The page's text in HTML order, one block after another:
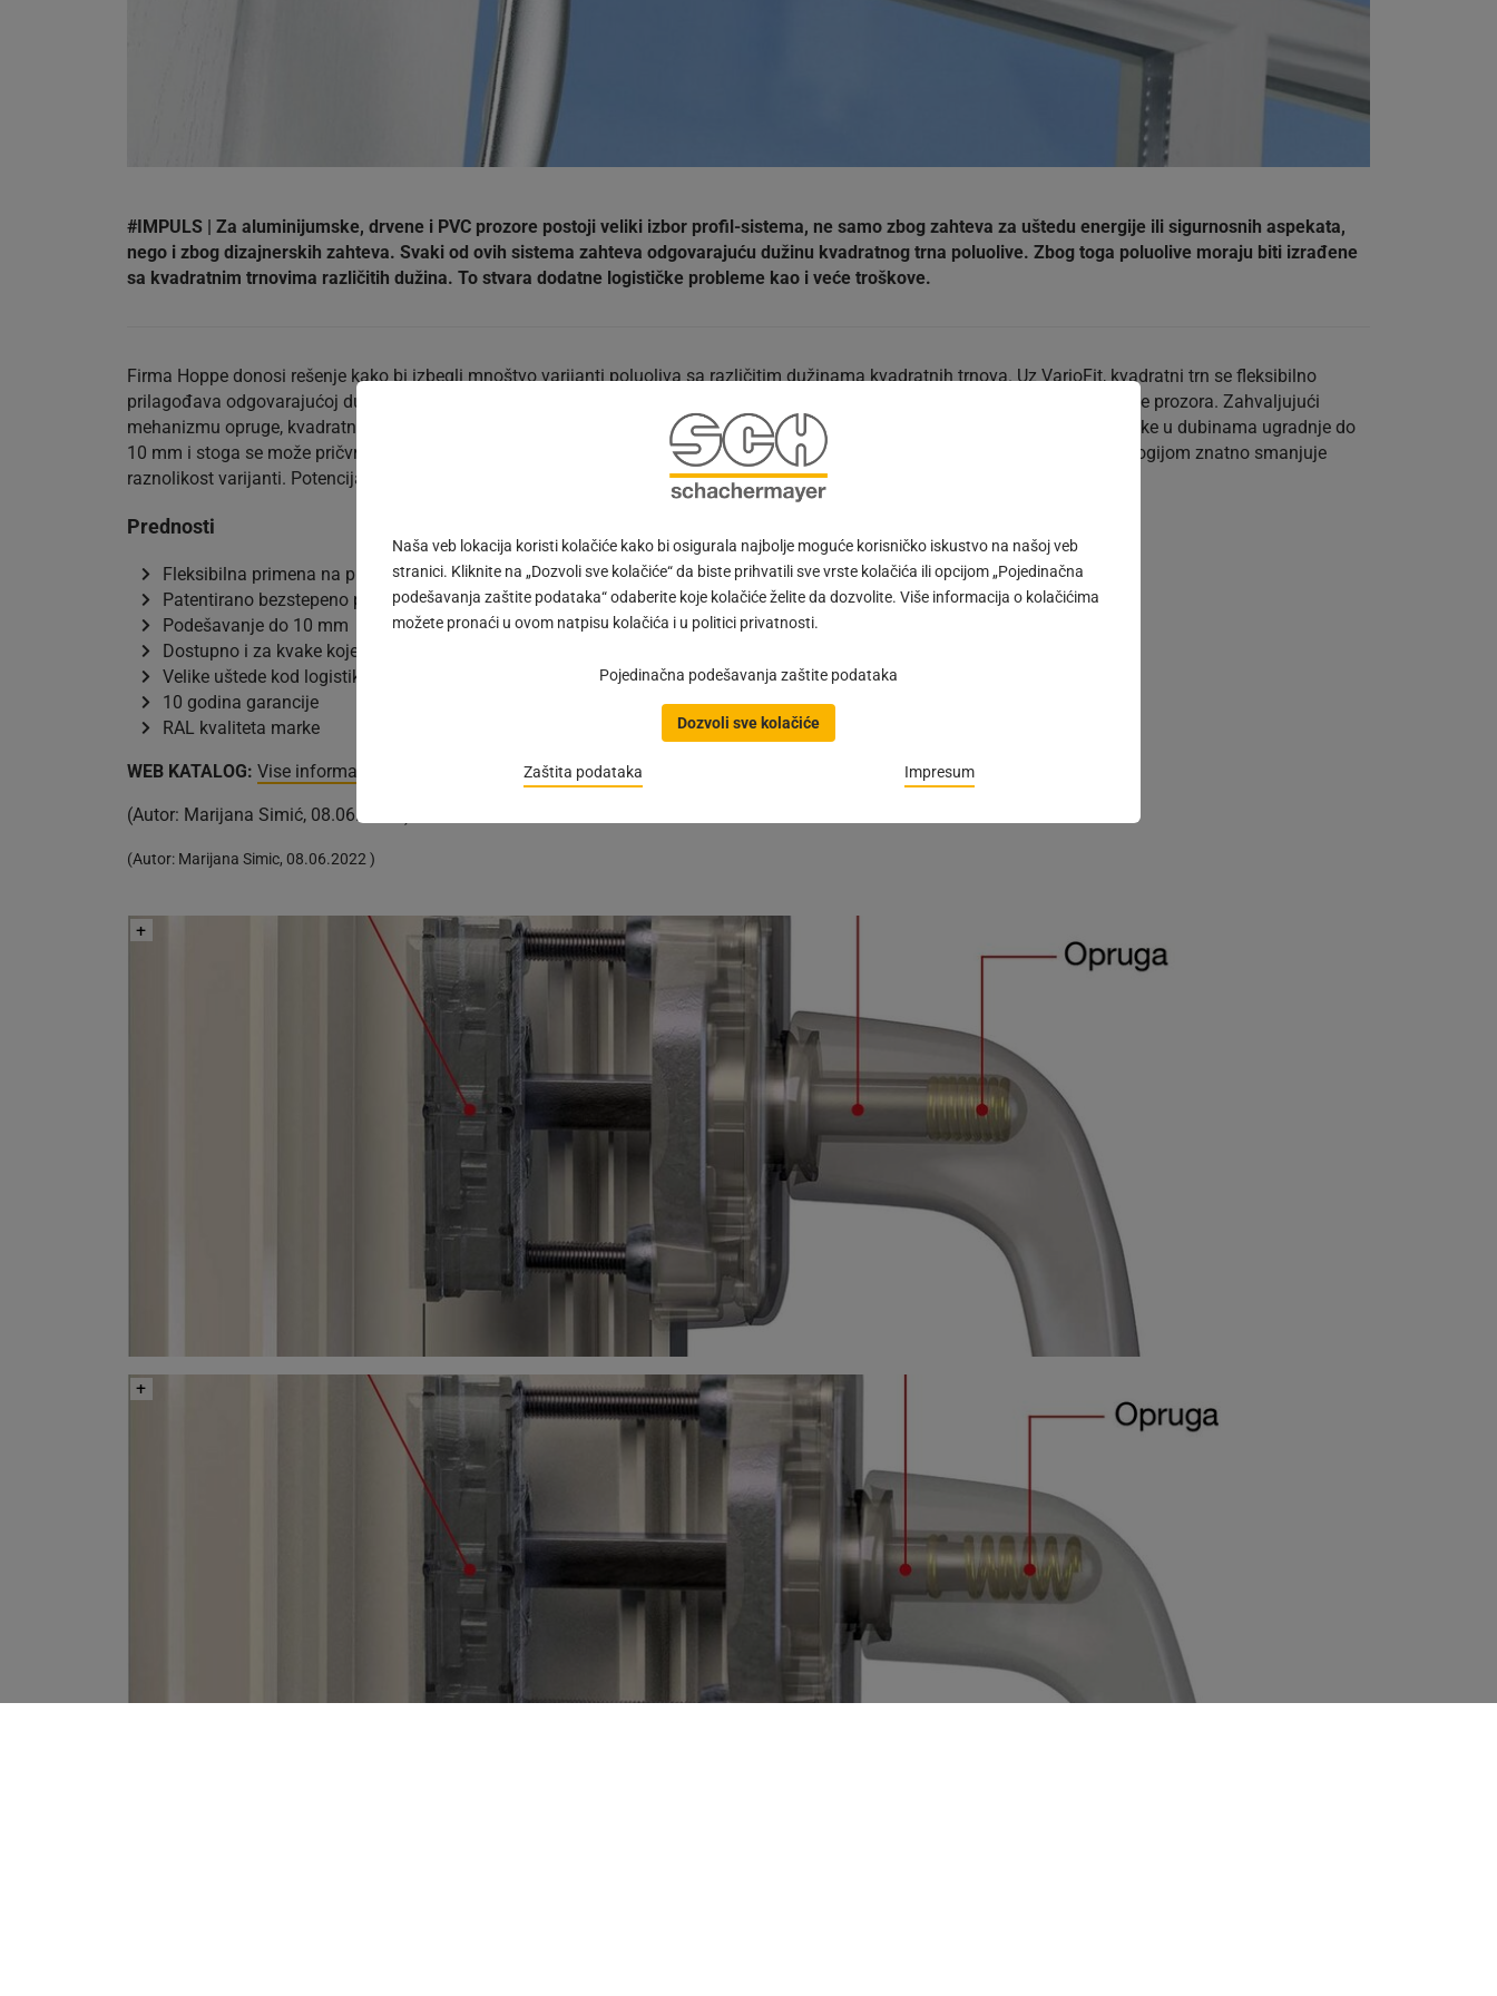
Naša veb lokacija koristi kolačiće kako bi osigurala najbolje moguće korisničko iskustvo na našoj veb
stranici. Kliknite na „Dozvoli sve kolačiće“ da biste prihvatili sve vrste kolačića ili opcijom „Pojedinačna
podešavanja zaštite podataka“ odaberite koje kolačiće želite da dozvolite. Više informacija o kolačićima
možete pronaći u ovom natpisu kolačića i u politici privatnosti.
Pojedinačna podešavanja zaštite podataka
Dozvoli sve kolačiće
Zaštita podataka Impresum
#IMPULS | Za aluminijumske, drvene i PVC prozore postoji veliki izbor profil-sistema, ne samo zbog zahteva za uštedu energije ili sigurnosnih aspekata,
nego i zbog dizajnerskih zahteva. Svaki od ovih sistema zahteva odgovarajuću dužinu kvadratnog trna poluolive. Zbog toga poluolive moraju biti izrađene
sa kvadratnim trnovima različitih dužina. To stvara dodatne logističke probleme kao i veće troškove.
Firma Hoppe donosi rešenje kako bi izbegli mnoštvo varijanti poluoliva sa različitim dužinama kvadratnih trnova. Uz VarioFit, kvadratni trn se fleksibilno
prilagođava odgovarajućoj dubini profila kao i položaju pogona. To je omogućeno oprugom koja je pričvršćena na trn unutar ručke prozora. Zahvaljujući
mehanizmu opruge, kvadratni trn se utiskuje kroz pogon i osigurava odgovarajući položaj.Na taj način VarioFit® premošćuje razlike u dubinama ugradnje do
10 mm i stoga se može pričvrstiti na prozore s različitim poprečnim presekom profila. Primena ručki za prozore sa VarioFIt tehnologijom znatno smanjuje
raznolikost varijanti. Potencijalne uštede povezane s tim u smislu troškova složenosti su očite.
Prednosti
Fleksibilna primena na prozorima različitih poprečnih preseka profila zahvaljujući opruzi na kvadratnom trnu.
Patentirano bezstepeno podešavanje na odgovarajuću dubinu profila prozora.
Podešavanje do 10 mm
Dostupno i za kvake koje se mogu zaključati.
Velike uštede kod logistike i skladištenja.
10 godina garancije
RAL kvaliteta marke
WEB KATALOG: Vise informacija o proizvodima
(Autor: Marijana Simić, 08.06.2022 )
(Autor: Marijana Simic, 08.06.2022)